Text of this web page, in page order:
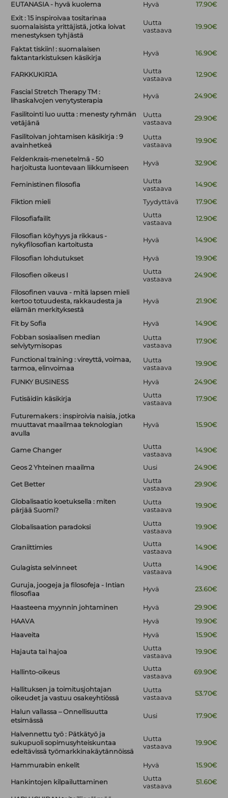
EUTANASIA - hyvä kuolema
Hyvä
17.90€
Exit : 15 inspiroivaa tositarinaa
suomalaisista yrittäjistä, jotka loivat
menestyksen tyhjästä
Uutta
vastaava
19.90€
Faktat tiskiin! : suomalaisen
faktantarkistuksen käsikirja
Hyvä 16.90€
FARKKUKIRJA
Uutta
vastaava
12.90€
Fascial Stretch Therapy TM :
lihaskalvojen venytysterapia
Hyvä 24.90€
Fasilitointi luo uutta : menesty ryhmän
vetäjänä
Uutta
vastaava
29.90€
Fasilitoivan johtamisen käsikirja : 9
avainhetkeä
Uutta
vastaava
19.90€
Feldenkrais-menetelmä - 50
harjoitusta luontevaan liikkumiseen
Hyvä 32.90€
Feministinen filosofia
Uutta
vastaava
14.90€
Fiktion mieli Tyydyttävä 17.90€
Filosofiafailit
Uutta
vastaava
12.90€
Filosofian köyhyys ja rikkaus -
nykyfilosofian kartoitusta
Hyvä 14.90€
Filosofian lohdutukset Hyvä 19.90€
Filosofien oikeus I
Uutta
vastaava
24.90€
Filosofinen vauva - mitä lapsen mieli
kertoo totuudesta, rakkaudesta ja
elämän merkityksestä
Hyvä 21.90€
Fit by Sofia Hyvä
14.90€
Fobban sosiaalisen median
selviytymisopas
Uutta
vastaava
17.90€
Functional training : vireyttä, voimaa,
tarmoa, elinvoimaa
Uutta
vastaava
19.90€
FUNKY BUSINESS Hyvä 24.90€
Futisäidin käsikirja
Uutta
vastaava
17.90€
Futuremakers : inspiroivia naisia, jotka
muuttavat maailmaa teknologian
avulla
Hyvä 15.90€
Game Changer
Uutta
vastaava
14.90€
Geos 2 Yhteinen maailma Uusi 24.90€
Get Better
Uutta
vastaava
29.90€
Globalisaatio koetuksella : miten
pärjää Suomi?
Uutta
vastaava
19.90€
Globalisaation paradoksi
Uutta
vastaava
19.90€
Graniittimies
Uutta
vastaava
14.90€
Gulagista selvinneet
Uutta
vastaava
14.90€
Guruja, joogeja ja filosofeja - Intian
filosofiaa
Hyvä 23.60€
Haasteena myynnin johtaminen Hyvä
29.90€
HAAVA
Hyvä
19.90€
Haaveita
Hyvä 15.90€
Hajauta tai hajoa
Uutta
vastaava
19.90€
Hallinto-oikeus
Uutta
vastaava
69.90€
Hallituksen ja toimitusjohtajan
oikeudet ja vastuu osakeyhtiössä
Uutta
vastaava
53.70€
Halun vallassa – Onnellisuutta
etsimässä
Uusi 17.90€
Halvennettu työ : Pätkätyö ja
sukupuoli sopimusyhteiskuntaa
edeltävissä työmarkkinakäytännöissä
Uutta
vastaava
19.90€
Hammurabin enkelit Hyvä 15.90€
Hankintojen kilpailuttaminen
Uutta
vastaava
51.60€